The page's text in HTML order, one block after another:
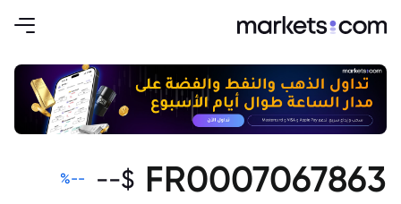
FR0007067863
$
--
--
%